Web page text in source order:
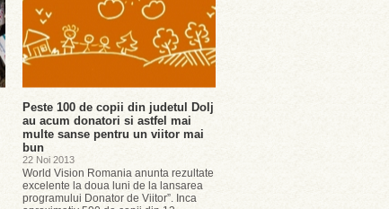
Peste 100 de copii din judetul Dolj
au acum donatori si astfel mai
multe sanse pentru un viitor mai
bun
22 Noi 2013
World Vision Romania anunta rezultate
excelente la doua luni de la lansarea
programului Donator de Viitor”. Inca